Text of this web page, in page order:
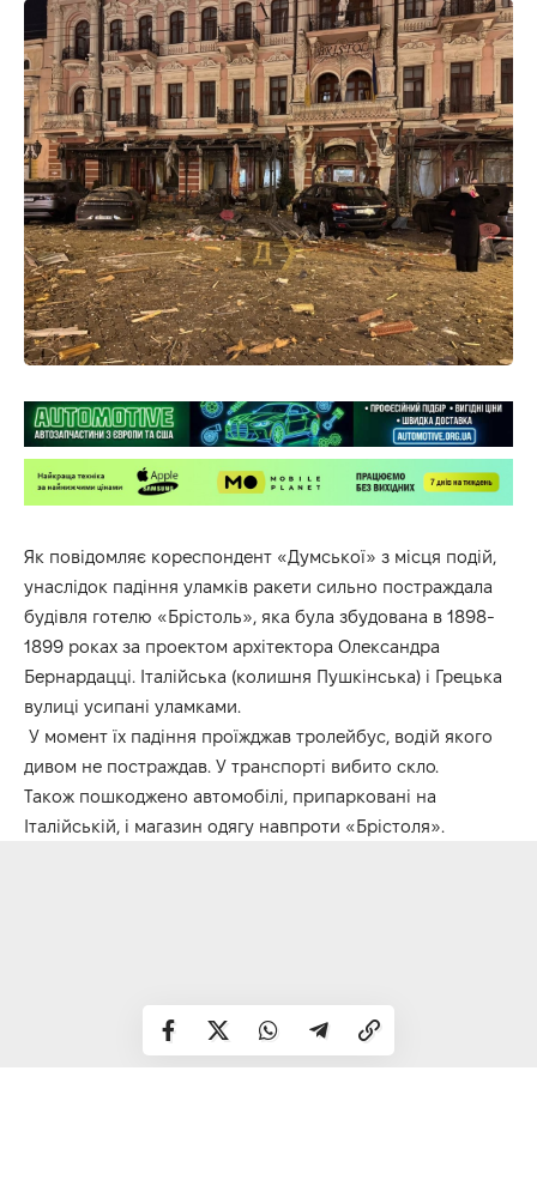
Як повідомляє кореспондент «Думської» з місця подій,
унаслідок падіння уламків ракети сильно постраждала
будівля готелю «Брістоль», яка була збудована в 1898-
1899 роках за проектом архітектора Олександра
Бернардацці. Італійська (колишня Пушкінська) і Грецька
вулиці усипані уламками.
У момент їх падіння проїжджав тролейбус, водій якого
дивом не постраждав. У транспорті вибито скло.
Також пошкоджено автомобілі, припарковані на
Італійській, і магазин одягу навпроти «Брістоля».